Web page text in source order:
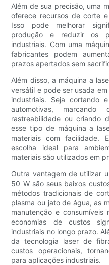
Além de sua precisão, uma
oferece recursos de corte
Isso pode melhorar
produção e reduzir os
industriais. Com uma
fabricantes podem
prazos apertados sem
Além disso, a máquina a
versátil e pode ser usada
industriais. Seja cortando
automotivas, marcando
rastreabilidade ou criando
esse tipo de máquina a
materiais com facilidade.
escolha ideal para
materiais são utilizados em
Outra vantagem de utilizar
50 W são seus baixos
métodos tradicionais de
plasma ou jato de água, as
manutenção e consumíveis
economias de custos
industriais no longo prazo.
da tecnologia laser de
custos operacionais,
para aplicações industriais.